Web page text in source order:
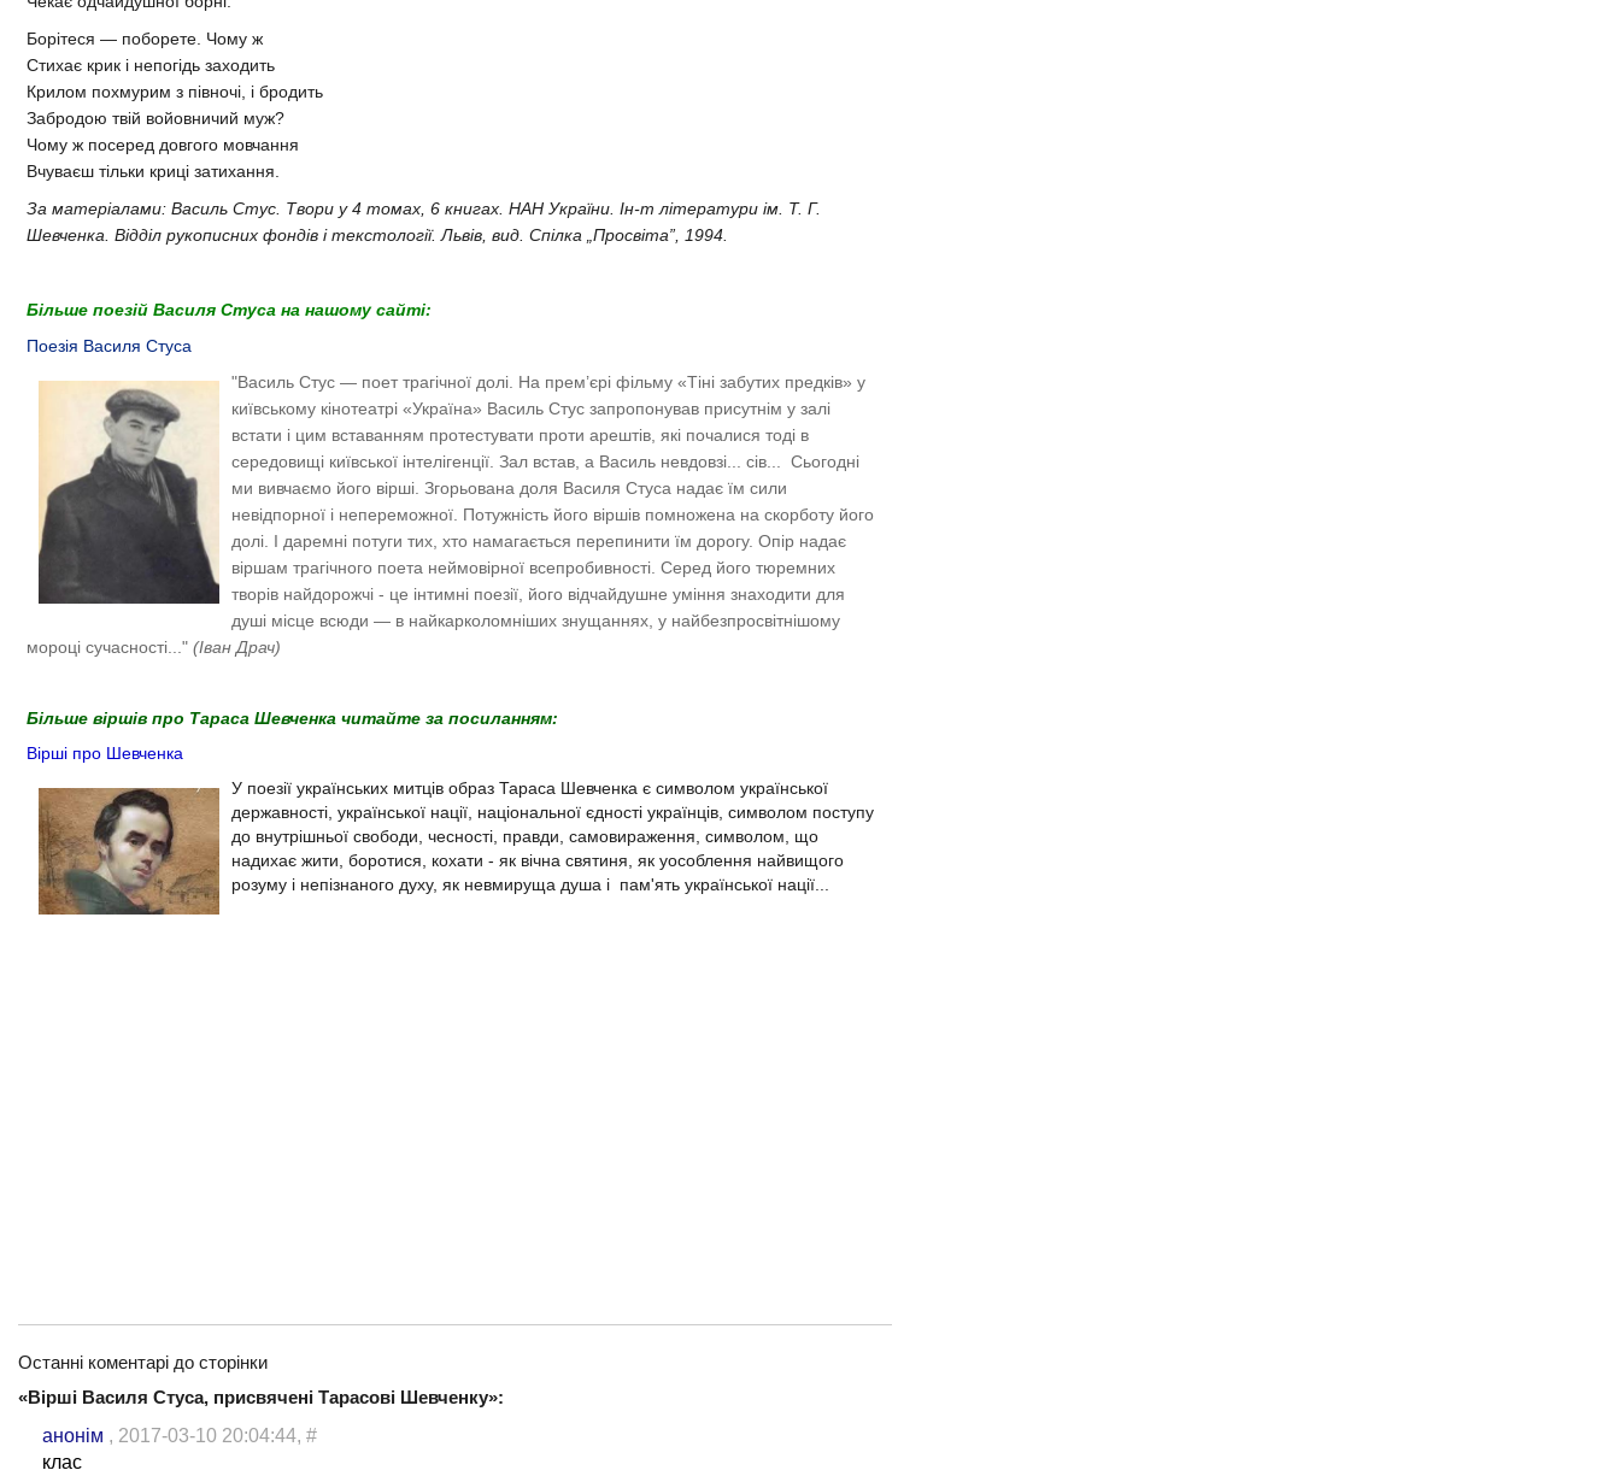
Борітеся — поборете. Чому ж
Стихає крик і непогідь заходить
Крилом похмурим з півночі, і бродить
Забродою твій войовничий муж?
Чому ж посеред довгого мовчання
Вчуваєш тільки криці затихання.
За матеріалами: Василь Стус. Твори у 4 томах, 6 книгах. НАН України. Ін-т літератури ім. Т. Г.
Шевченка. Відділ рукописних фондів і текстології. Львів, вид. Спілка „Просвіта”, 1994.
Більше поезій Василя Стуса на нашому сайті:
Поезія Василя Стуса
"Василь Стус — поет трагічної долі. На прем’єрі фільму «Тіні забутих предків» у
київському кінотеатрі «Україна» Василь Стус запропонував присутнім у залі
встати і цим вставанням протестувати проти арештів, які почалися тоді в
середовищі київської інтелігенції. Зал встав, а Василь невдовзі... сів... Сьогодні
ми вивчаємо його вірші. Згорьована доля Василя Стуса надає їм сили
невідпорної і непереможної. Потужність його віршів помножена на скорботу його
долі. І даремні потуги тих, хто намагається перепинити їм дорогу. Опір надає
віршам трагічного поета неймовірної всепробивності. Серед його тюремних
творів найдорожчі - це інтимні поезії, його відчайдушне уміння знаходити для
душі місце всюди — в найкарколомніших знущаннях, у найбезпросвітнішому
мороці сучасності..." (Іван Драч)
Більше віршів про Тараса Шевченка читайте за посиланням:
Вірші про Шевченка
У поезії українських митців образ Тараса Шевченка є символом української
державності, української нації, національної єдності українців, символом поступу
до внутрішньої свободи, чесності, правди, самовираження, символом, що
надихає жити, боротися, кохати - як вічна святиня, як уособлення найвищого
розуму і непізнаного духу, як невмируща душа і пам'ять української нації...
Останні коментарі до сторінки
«Вірші Василя Стуса, присвячені Тарасові Шевченку»:
анонім , 2017-03-10 20:04:44, #
клас